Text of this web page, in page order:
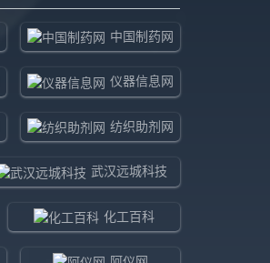
中国制药网
仪器信息网
纺织助剂网
武汉远城科技
化工百科